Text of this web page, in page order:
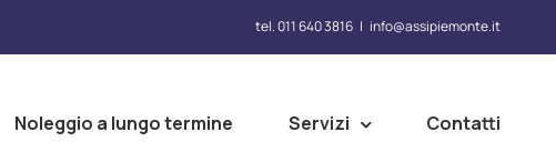
tel. 011 640 3816 | info@assipiemonte.it
Noleggio a lungo termine Servizi Contatti